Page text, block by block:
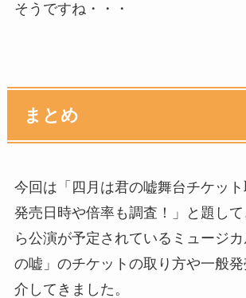
そうですね・・・
まとめ
今回は「四月は君の嘘舞台チケッ
発売日時や倍率も調査！」と題し
ら公演が予定されているミュージ
の嘘」のチケットの取り方や一般
介してきました。